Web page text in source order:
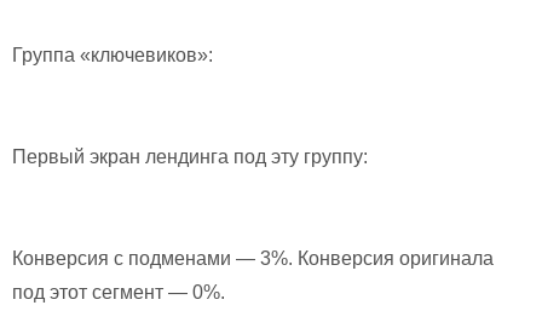
Группа «ключевиков»:
Первый экран лендинга под эту группу:
Конверсия с подменами — 3%. Конверсия оригинала
под этот сегмент — 0%.